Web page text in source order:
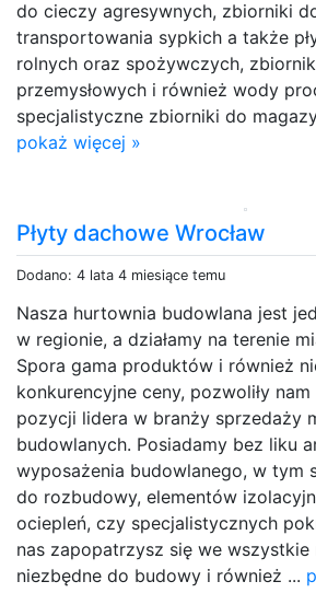
do cieczy agresywnych, zbiorniki
transportowania sypkich a także
rolnych oraz spożywczych,
przemysłowych i również wody
specjalistyczne zbiorniki do
pokaż więcej »
Płyty dachowe Wrocław
Dodano: 4 lata 4 miesiące temu
Nasza hurtownia budowlana jest
w regionie, a działamy na terenie
Spora gama produktów i również
konkurencyjne ceny, pozwoliły
pozycji lidera w branży sprzedaży
budowlanych. Posiadamy bez liku
wyposażenia budowlanego, w tym
do rozbudowy, elementów
ociepleń, czy specjalistycznych
nas zapopatrzysz się we wszystkie
niezbędne do budowy i również ...